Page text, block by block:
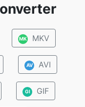
MK MKV
AV AVI
GI GIF